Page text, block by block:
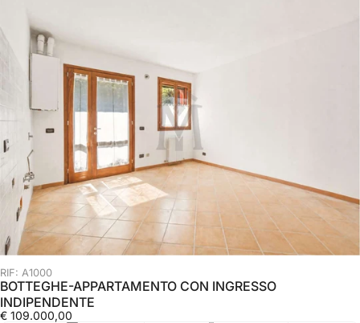
RIF: A1000
BOTTEGHE-APPARTAMENTO CON INGRESSO
INDIPENDENTE
€ 109.000,00